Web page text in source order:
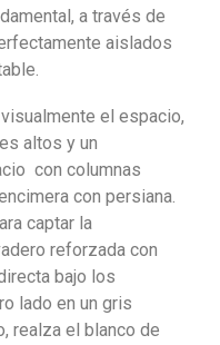
a través de
aislados
el espacio,
altos y un
con columnas
con persiana.
captar la
reforzada con
bajo los
lado en un gris
realza el blanco de